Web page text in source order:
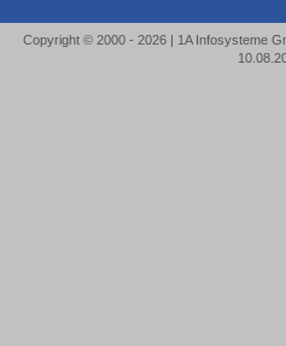
Copyright © 2000 - 2026 | 1A Infosysteme